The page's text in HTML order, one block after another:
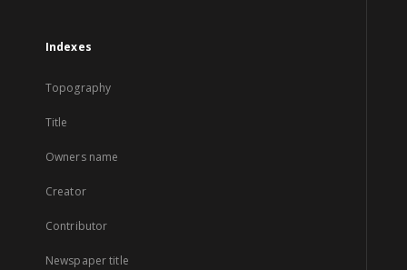
Indexes
Topography
Title
Owners name
Creator
Contributor
Newspaper title